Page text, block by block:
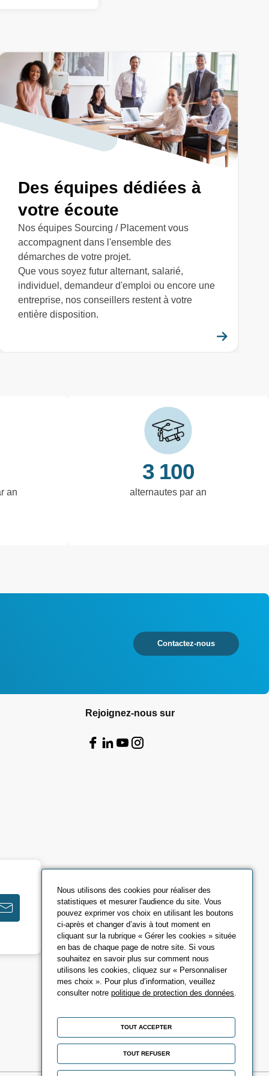
Des équipes dédiées à
votre écoute
Nos équipes Sourcing / Placement vous
accompagnent dans l'ensemble des
démarches de votre projet.
Que vous soyez futur alternant, salarié,
individuel, demandeur d'emploi ou encore une
entreprise, nos conseillers restent à votre
entière disposition.
an
3 100
alternautes par an
Contactez-nous
Rejoignez-nous sur
Nous utilisons des cookies pour réaliser des
statistiques et mesurer l'audience du site. Vous
pouvez exprimer vos choix en utilisant les boutons
ci-après et changer d’avis à tout moment en
cliquant sur la rubrique « Gérer les cookies » située
en bas de chaque page de notre site. Si vous
souhaitez en savoir plus sur comment nous
utilisons les cookies, cliquez sur « Personnaliser
mes choix ». Pour plus d’information, veuillez
consulter notrepolitique de protection des données.
TOUT ACCEPTER
TOUT REFUSER